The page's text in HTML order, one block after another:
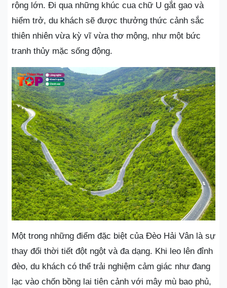
rộng lớn. Đi qua những khúc cua chữ U gắt gao và
hiểm trở, du khách sẽ được thưởng thức cảnh sắc
thiên nhiên vừa kỳ vĩ vừa thơ mộng, như một bức
tranh thủy mặc sống động.
Một trong những điểm đặc biệt của Đèo Hải Vân là sự
thay đổi thời tiết đột ngột và đa dạng. Khi leo lên đỉnh
đèo, du khách có thể trải nghiệm cảm giác như đang
lạc vào chốn bồng lai tiên cảnh với mây mù bao phủ,